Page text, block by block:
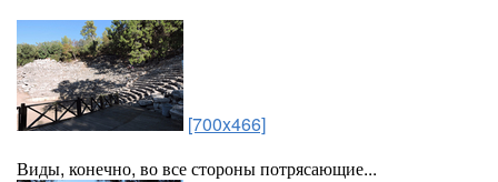
[700x466]
Виды, конечно, во все стороны потрясающие...